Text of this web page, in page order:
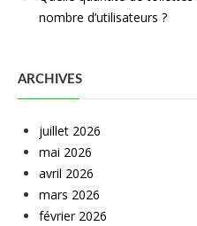
nombre d’utilisateurs ?
ARCHIVES
juillet 2026
mai 2026
avril 2026
mars 2026
février 2026